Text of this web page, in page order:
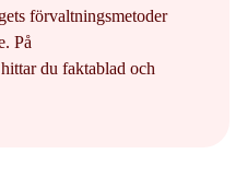
förvaltningsmetoder
På
du faktablad och